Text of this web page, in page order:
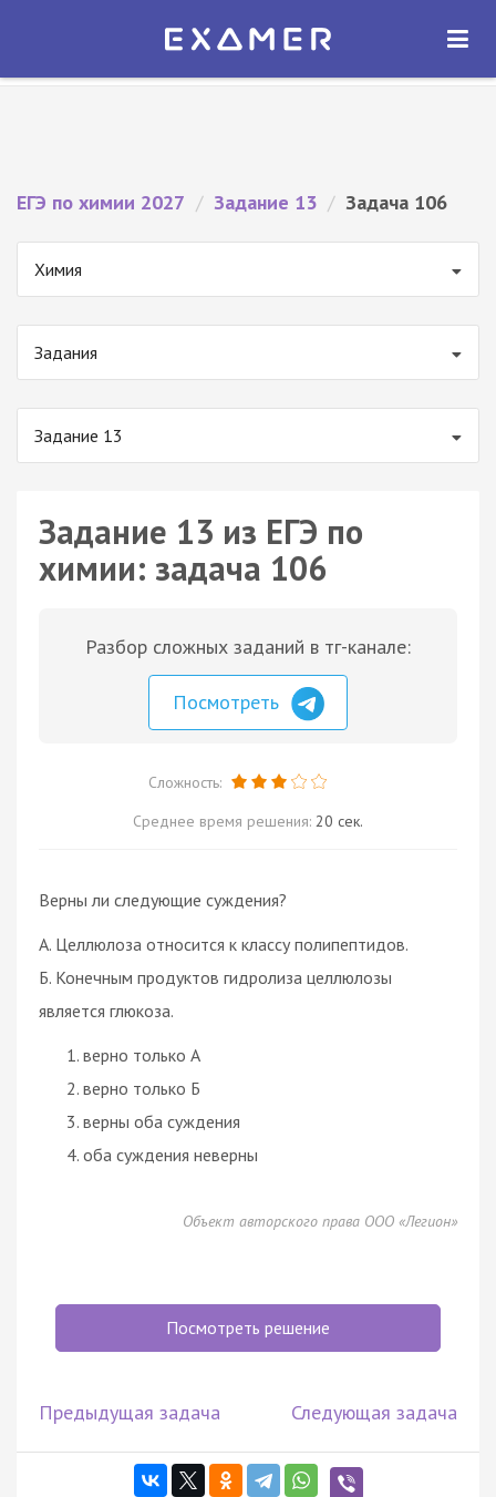
Экзамер — ЕГЭ 2027
ОТКРЫТЬ
ЕГЭ по химии 2027 / Задание 13 / Задача 106
Химия
Задания
Задание 13
Задание 13 из ЕГЭ по
химии: задача 106
Разбор сложных заданий в тг-канале:
Посмотреть
Сложность:
Среднее время решения: 20 сек.
Верны ли следующие суждения?
А. Целлюлоза относится к классу полипептидов.
Б. Конечным продуктов гидролиза целлюлозы
является глюкоза.
верно только А
верно только Б
верны оба суждения
оба суждения неверны
Объект авторского права ООО «Легион»
Посмотреть решение
Предыдущая задача Следующая задача